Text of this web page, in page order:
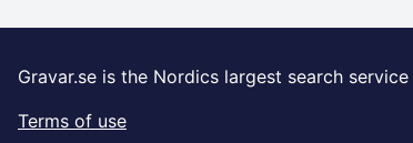
Gravar.se is the Nordics largest search
Terms of use